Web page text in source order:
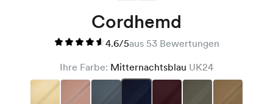
Cordhemd
4.6/5aus 53 Bewertungen
Ihre Farbe: Mitternachtsblau UK24